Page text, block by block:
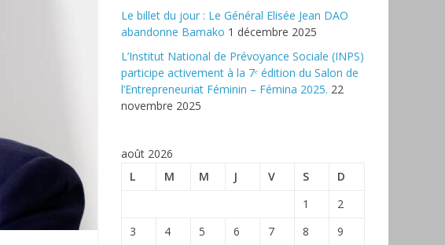
‎Le billet du jour : Le Général Elisée Jean DAO
abandonne Bamako 1 décembre 2025
L’Institut National de Prévoyance Sociale (INPS)
participe activement à la 7ᵉ édition du Salon de
l’Entrepreneuriat Féminin – Fémina 2025. 22
novembre 2025
août 2026
L
M M J V S D
1
2
3
4 5 6 7 8
9